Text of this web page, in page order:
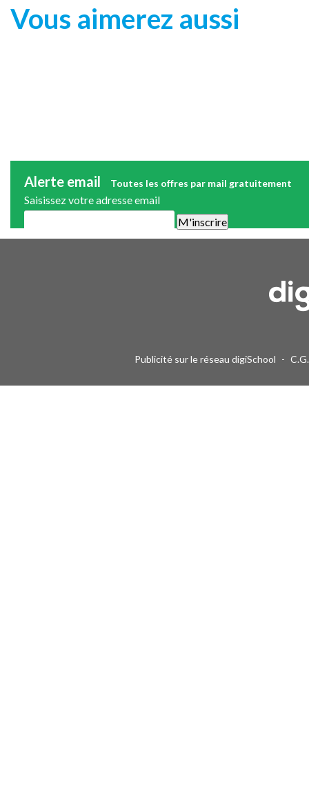
Vous aimerez aussi
Alerte email Toutes les offres par mail gratuitement
Saisissez votre adresse email
Publicité sur le réseau digiSchool -